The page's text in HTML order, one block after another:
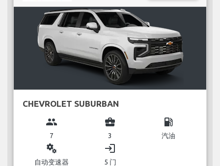
CHEVROLET SUBURBAN
group
7
business_center
3
local_gas_station
汽油
miscellaneous_services
自动变速器
login
5 门